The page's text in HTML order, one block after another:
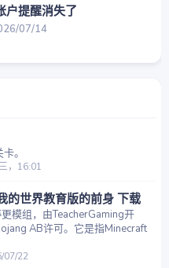
户提醒消失了
07/14
。
，16:01
的世界教育版的前身 下载
模组，由TeacherGaming开
AB许可。它是指Minecraft
07/22